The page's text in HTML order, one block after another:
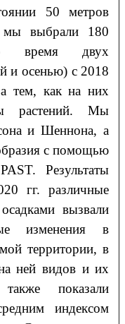
50 метров
выбрали 180
время двух
и осенью) с 2018
тем, как на них
растений. Мы
и Шеннона, а
с помощью
Результаты
гг. различные
вызвали
изменения в
территории, в
ней видов и их
также показали
индексом